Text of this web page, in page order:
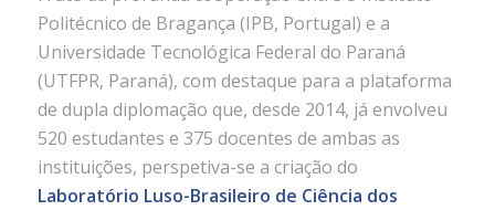
Politécnico de Bragança (IPB, Portugal) e a
Universidade Tecnológica Federal do Paraná
(UTFPR, Paraná), com destaque para a plataforma
de dupla diplomação que, desde 2014, já envolveu
520 estudantes e 375 docentes de ambas as
instituições, perspetiva-se a criação do
Laboratório Luso-Brasileiro de Ciência dos